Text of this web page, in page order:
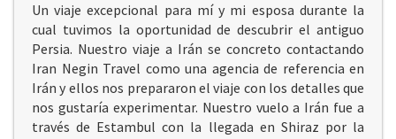
Un viaje excepcional para mí y mi esposa durante la
cual tuvimos la oportunidad de descubrir el antiguo
Persia. Nuestro viaje a Irán se concreto contactando
Iran Negin Travel como una agencia de referencia en
Irán y ellos nos prepararon el viaje con los detalles que
nos gustaría experimentar. Nuestro vuelo a Irán fue a
través de Estambul con la llegada en Shiraz por la